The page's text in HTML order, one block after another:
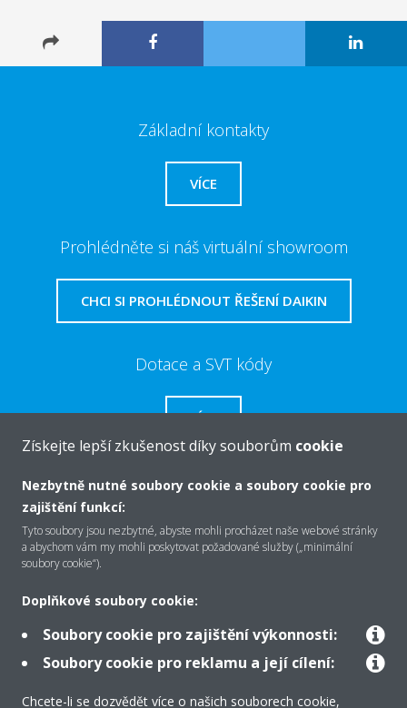
Základní kontakty
VÍCE
Prohlédněte si náš virtuální showroom
CHCI SI PROHLÉDNOUT ŘEŠENÍ DAIKIN
Dotace a SVT kódy
VÍCE
O společnosti Daikin
Řešení
Podpora
Získejte lepší zkušenost díky souborům cookie
Nezbytně nutné soubory cookie a soubory cookie pro
zajištění funkcí:
Tyto soubory jsou nezbytné, abyste mohli procházet naše webové stránky
a abychom vám my mohli poskytovat požadované služby („minimální
soubory cookie“).
Doplňkové soubory cookie:
Soubory cookie pro zajištění výkonnosti:
Soubory cookie pro reklamu a její cílení:
Chcete-li se dozvědět více o našich souborech cookie,